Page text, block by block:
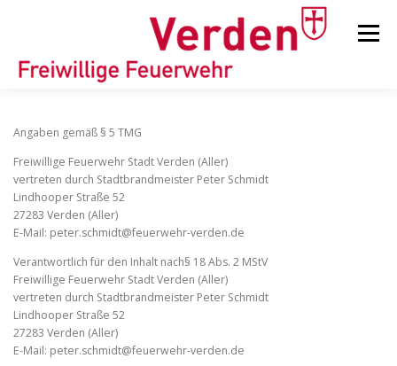
Menü
KINDER-/JUGENDFEUERWEHR AUSRÜSTUNG
TIPPS/TRICKS
Angaben gemäß § 5 TMG
Freiwillige Feuerwehr Stadt Verden (Aller)
vertreten durch Stadtbrandmeister Peter Schmidt
Lindhooper Straße 52
27283 Verden (Aller)
E-Mail: peter.schmidt@feuerwehr-verden.de
Verantwortlich für den Inhalt nach§ 18 Abs. 2 MStV
Freiwillige Feuerwehr Stadt Verden (Aller)
vertreten durch Stadtbrandmeister Peter Schmidt
Lindhooper Straße 52
27283 Verden (Aller)
E-Mail: peter.schmidt@feuerwehr-verden.de